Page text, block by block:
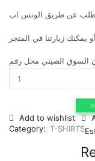
عن طريق الوتس اب
أو يمكنك زيارتنا في المتجر
Add to wishlist
Category: T-SHIRTS